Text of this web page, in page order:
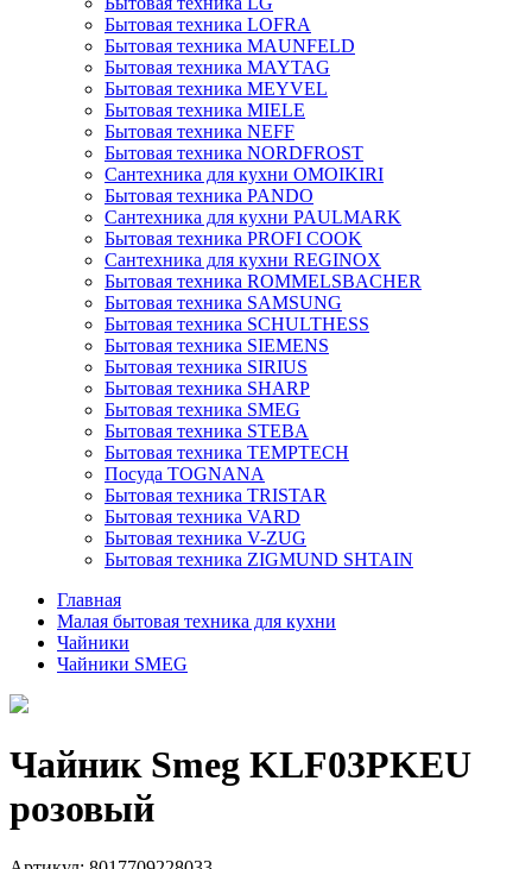
Бытовая техника LOFRA
Бытовая техника MAUNFELD
Бытовая техника MAYTAG
Бытовая техника MEYVEL
Бытовая техника MIELE
Бытовая техника NEFF
Бытовая техника NORDFROST
Сантехника для кухни OMOIKIRI
Бытовая техника PANDO
Сантехника для кухни PAULMARK
Бытовая техника PROFI COOK
Сантехника для кухни REGINOX
Бытовая техника ROMMELSBACHER
Бытовая техника SAMSUNG
Бытовая техника SCHULTHESS
Бытовая техника SIEMENS
Бытовая техника SIRIUS
Бытовая техника SHARP
Бытовая техника SMEG
Бытовая техника STEBA
Бытовая техника TEMPTECH
Посуда TOGNANA
Бытовая техника TRISTAR
Бытовая техника VARD
Бытовая техника V-ZUG
Бытовая техника ZIGMUND SHTAIN
Главная
Малая бытовая техника для кухни
Чайники
Чайники SMEG
Чайник Smeg KLF03PKEU
розовый